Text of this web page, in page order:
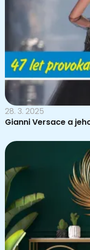
28. 3. 2025
Gianni Versace a